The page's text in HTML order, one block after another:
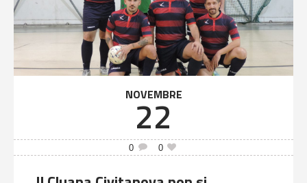
NOVEMBRE
22
0 0